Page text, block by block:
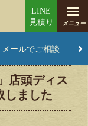
メールでご相談
店頭ディス
しました